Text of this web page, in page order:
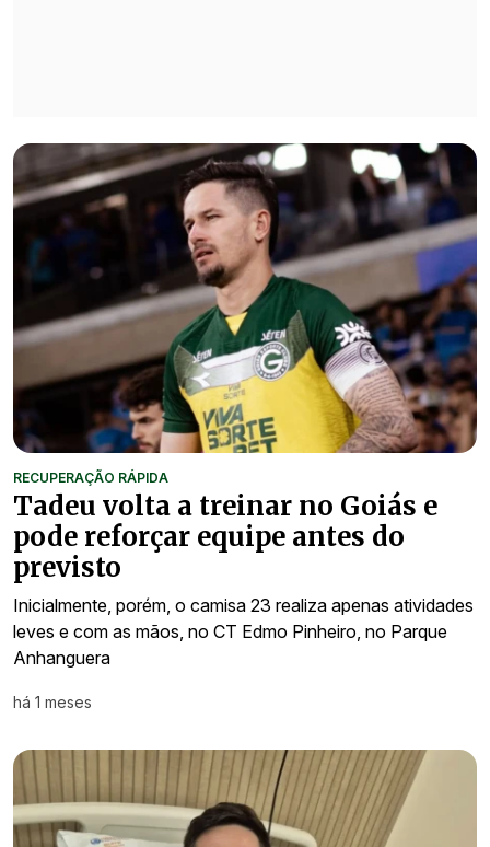
RECUPERAÇÃO RÁPIDA
Tadeu volta a treinar no Goiás e
pode reforçar equipe antes do
previsto
Inicialmente, porém, o camisa 23 realiza apenas atividades
leves e com as mãos, no CT Edmo Pinheiro, no Parque
Anhanguera
há 1 meses